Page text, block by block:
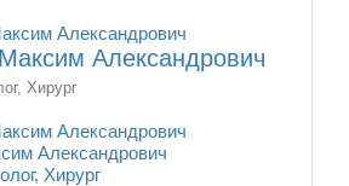
Александрович
Хирург
Александрович
Хирург